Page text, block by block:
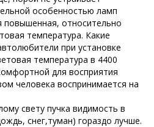
особенностью ламп
повышенная, относительно
температура. Какие
при установке
температура в 4400
для восприятия
человека воспринимается на
свету пучка видимость в
снег,туман) гораздо лучше.